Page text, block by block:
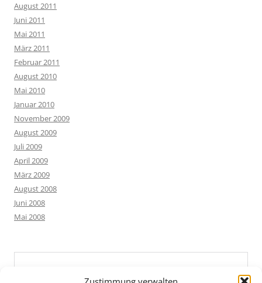
August 2011
Juni 2011
Mai 2011
März 2011
Februar 2011
August 2010
Mai 2010
Januar 2010
November 2009
August 2009
Juli 2009
April 2009
März 2009
August 2008
Juni 2008
Mai 2008